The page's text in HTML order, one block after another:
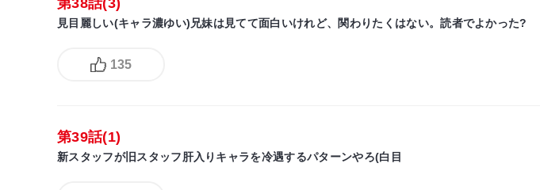
第38話(3)
見目麗しい(キャラ濃ゆい)兄妹は見てて面白いけれど、関わりたくはない。読者でよかった?
135
第39話(1)
新スタッフが旧スタッフ肝入りキャラを冷遇するパターンやろ(白目